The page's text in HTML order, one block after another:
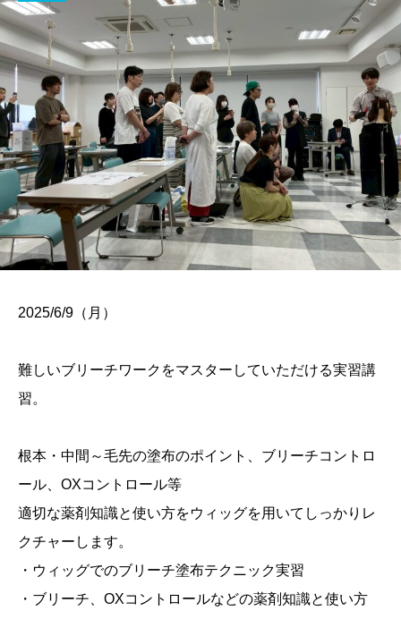
2025/6/9（月）
難しいブリーチワークをマスターしていただける実習講
習。
根本・中間～毛先の塗布のポイント、ブリーチコントロ
ール、OXコントロール等
適切な薬剤知識と使い方をウィッグを用いてしっかりレ
クチャーします。
・ウィッグでのブリーチ塗布テクニック実習
・ブリーチ、OXコントロールなどの薬剤知識と使い方